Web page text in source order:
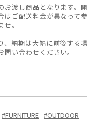
お渡し商品となります。
はご配送料金が異なって
。
納期は大幅に前後する場
問い合わせください。
#FURNITURE #OUTDOOR